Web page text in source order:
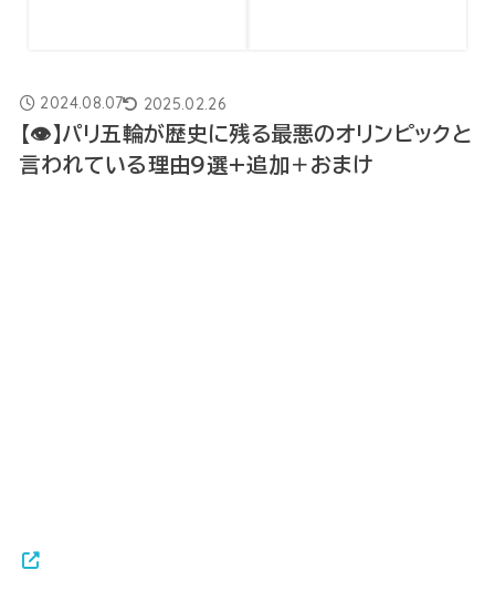
2024.08.07 2025.02.26
【👁】パリ五輪が歴史に残る最悪のオリンピックと
言われている理由9選+追加＋おまけ